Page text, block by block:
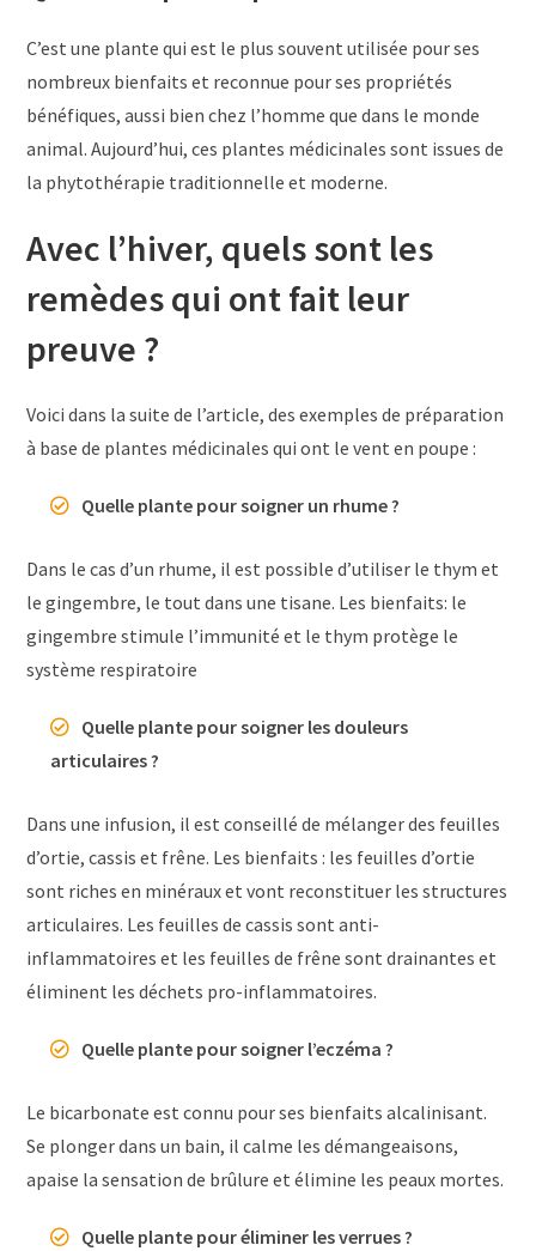
C’est une plante qui est le plus souvent utilisée pour ses
nombreux bienfaits et reconnue pour ses propriétés
bénéfiques, aussi bien chez l’homme que dans le monde
animal. Aujourd’hui, ces plantes médicinales sont issues de
la phytothérapie traditionnelle et moderne.
Avec l’hiver, quels sont les
remèdes qui ont fait leur
preuve ?
Voici dans la suite de l’article, des exemples de préparation
à base de plantes médicinales qui ont le vent en poupe :
Quelle plante pour soigner un rhume ?
Dans le cas d’un rhume, il est possible d’utiliser le thym et
le gingembre, le tout dans une tisane. Les bienfaits: le
gingembre stimule l’immunité et le thym protège le
système respiratoire
Quelle plante pour soigner les douleurs
articulaires ?
Dans une infusion, il est conseillé de mélanger des feuilles
d’ortie, cassis et frêne. Les bienfaits : les feuilles d’ortie
sont riches en minéraux et vont reconstituer les structures
articulaires. Les feuilles de cassis sont anti-
inflammatoires et les feuilles de frêne sont drainantes et
éliminent les déchets pro-inflammatoires.
Quelle plante pour soigner l’eczéma ?
Le bicarbonate est connu pour ses bienfaits alcalinisant.
Se plonger dans un bain, il calme les démangeaisons,
apaise la sensation de brûlure et élimine les peaux mortes.
Quelle plante pour éliminer les verrues ?